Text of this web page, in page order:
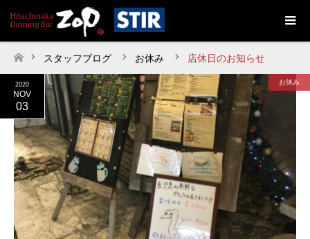
ホーム
スタッフブログ お休み 店休日のお知らせ
2020
NOV
03
お休み